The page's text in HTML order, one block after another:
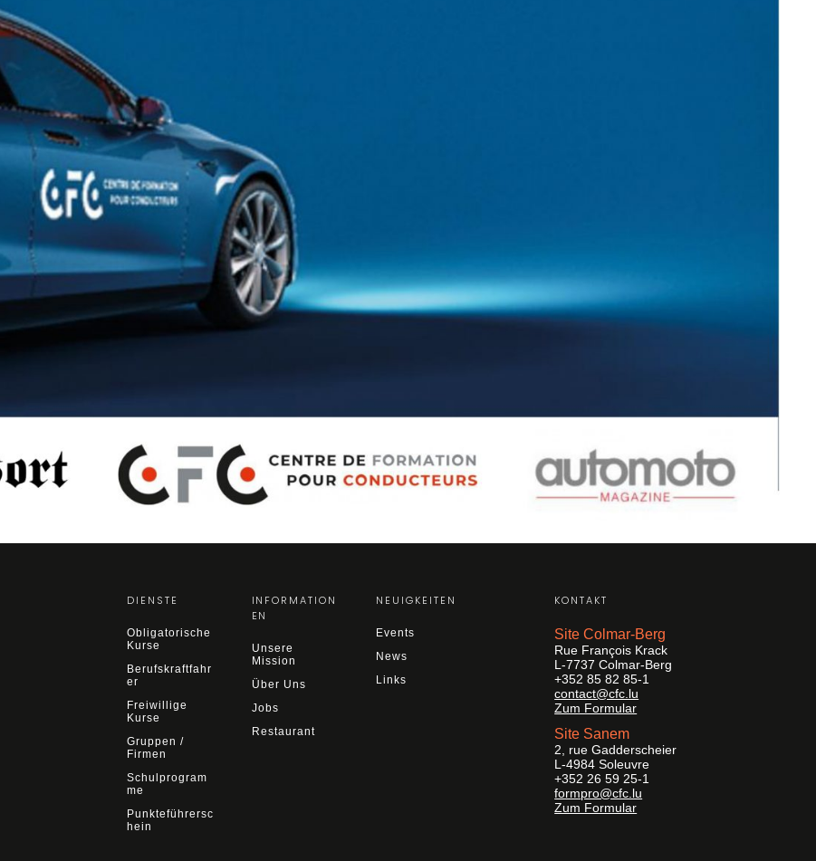
DIENSTE
Obligatorische
Kurse
Berufskraftfahr
er
Freiwillige
Kurse
Gruppen /
Firmen
Schulprogram
me
Punkteführersc
hein
INFORMATION
EN
Unsere
Mission
Über Uns
Jobs
Restaurant
NEUIGKEITEN
Events
News
Links
KONTAKT
Site Colmar-Berg
Rue François Krack
L-7737 Colmar-Berg
+352 85 82 85-1
contact@cfc.lu
Zum Formular
Site Sanem
2, rue Gadderscheier
L-4984 Soleuvre
+352 26 59 25-1
formpro@cfc.lu
Zum Formular